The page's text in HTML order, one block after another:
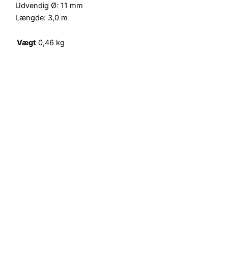
Udvendig Ø: 11 mm
Længde: 3,0 m
Vægt 0,46 kg